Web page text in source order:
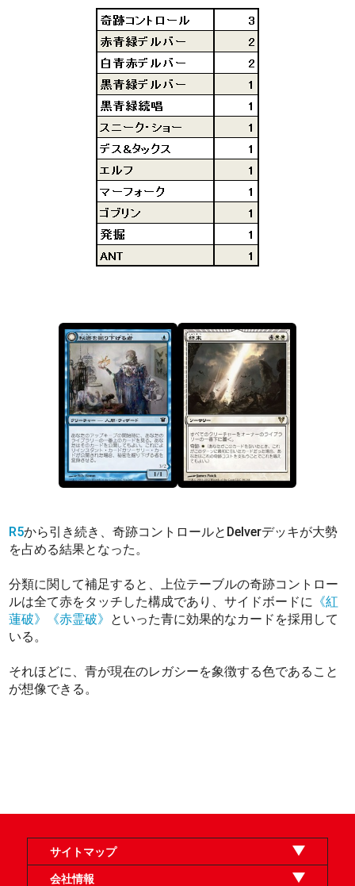
R5から引き続き、奇跡コントロールとDelverデッキが大勢
を占める結果となった。
分類に関して補足すると、上位テーブルの奇跡コントロー
ルは全て赤をタッチした構成であり、サイドボードに 《紅
蓮破》
《赤霊破》 といった青に効果的なカードを採用して
いる。
それほどに、青が現在のレガシーを象徴する色であること
が想像できる。
サイトマップ
オンラインショップ
買取
記事
選手一覧
デッキ検索
デッキ構築
イベント・大会
店舗のご案内
お問い合わせ
ヘルプ
FAQ
会社情報